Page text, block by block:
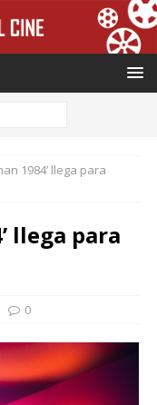
1984’ llega para
llega para
0